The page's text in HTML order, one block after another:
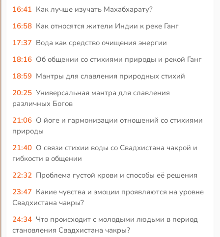
16:41 Как лучше изучать Махабхарату?
16:58 Как относятся жители Индии к реке Ганг
17:37 Вода как средство очищения энергии
18:16 Об общении со стихиями природы и рекой Ганг
18:59 Мантры для славления природных стихий
20:25 Универсальная мантра для славления
различных Богов
21:06 О йоге и гармонизации отношений со стихиями
природы
21:40 О связи стихии воды со Свадхистана чакрой и
гибкости в общении
22:32 Проблема густой крови и способы её решения
23:47 Какие чувства и эмоции проявляются на уровне
Свадхистана чакры?
24:34 Что происходит с молодыми людьми в период
становления Свадхистана чакры?